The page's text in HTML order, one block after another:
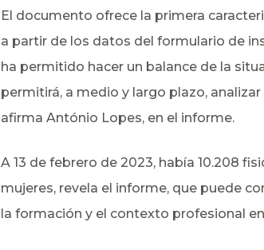
El documento ofrece la primera
a partir de los datos del formulario de
ha permitido hacer un balance de la
permitirá, a medio y largo plazo,
afirma António Lopes, en el informe.
A 13 de febrero de 2023, había 10.208
mujeres, revela el informe, que puede
la formación y el contexto profesional